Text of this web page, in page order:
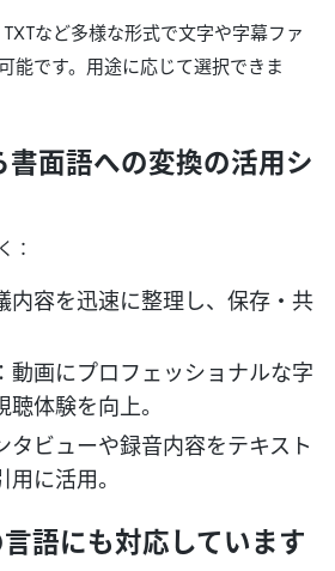
TXTなど多様な形式で文字や字幕ファ
能です。用途に応じて選択できま
面語への変換の活用シ
：
内容を迅速に整理し、保存・共
：動画にプロフェッショナルな字
体験を向上。
タビューや録音内容をテキスト
に活用。
語にも対応しています